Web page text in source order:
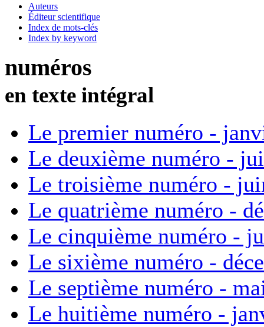
Auteurs
Éditeur scientifique
Index de mots-clés
Index by keyword
numéros
en texte intégral
Le premier numéro -
Le deuxième numéro -
Le troisième numéro -
Le quatrième numéro -
Le cinquième numéro -
Le sixième numéro -
Le septième numéro -
Le huitième numéro -